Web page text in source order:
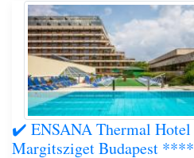
✔️ ENSANA Thermal Hotel
Margitsziget Budapest ****